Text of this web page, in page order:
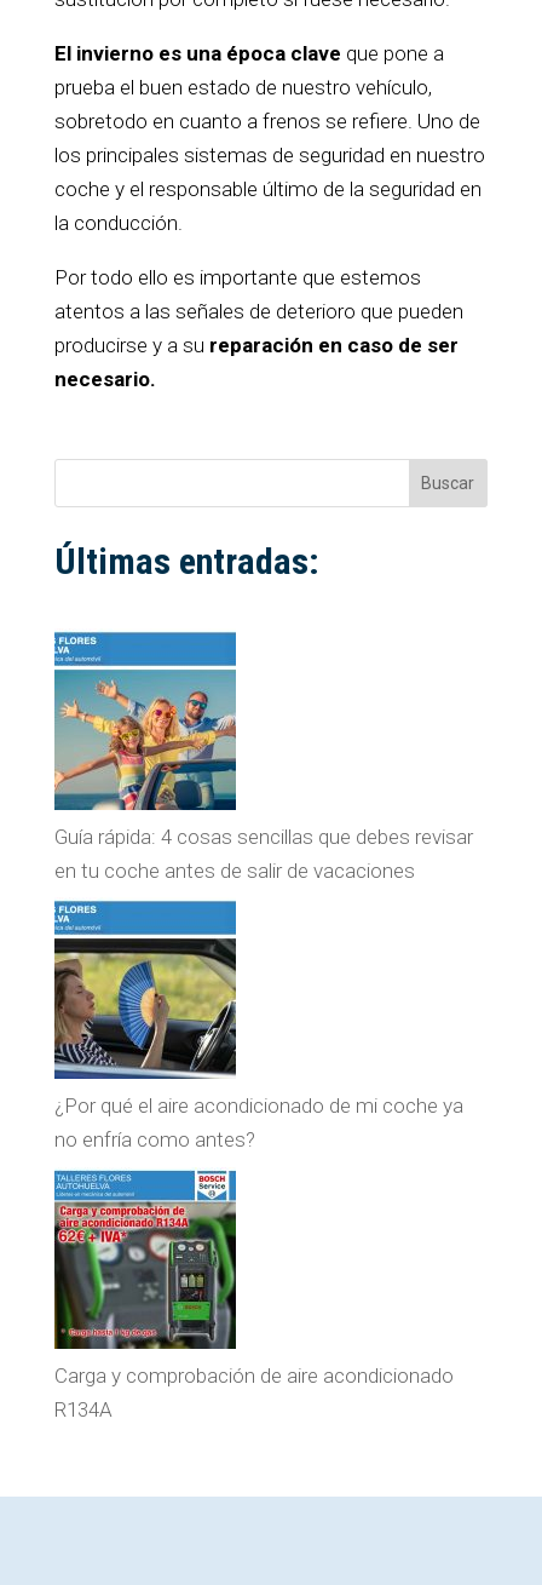
El invierno es una época clave que pone a
prueba el buen estado de nuestro vehículo,
sobretodo en cuanto a frenos se refiere. Uno de
los principales sistemas de seguridad en nuestro
coche y el responsable último de la seguridad en
la conducción.
Por todo ello es importante que estemos
atentos a las señales de deterioro que pueden
producirse y a su reparación en caso de ser
necesario.
Buscar
Últimas entradas:
Guía rápida: 4 cosas sencillas que debes revisar
en tu coche antes de salir de vacaciones
¿Por qué el aire acondicionado de mi coche ya
no enfría como antes?
Carga y comprobación de aire acondicionado
R134A